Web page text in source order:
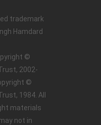
trademark
Hamdard
©
2002-
©
1984. All
materials
not in